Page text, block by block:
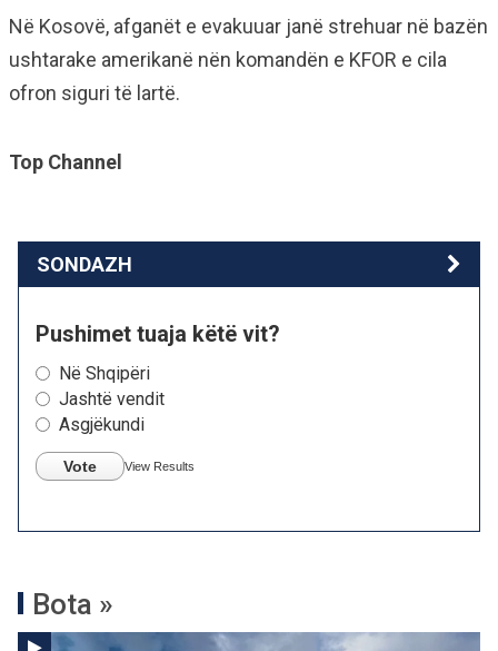
Në Kosovë, afganët e evakuuar janë strehuar në bazën
ushtarake amerikanë nën komandën e KFOR e cila
ofron siguri të lartë.
Top Channel
SONDAZH
Pushimet tuaja këtë vit?
Në Shqipëri
Jashtë vendit
Asgjëkundi
Vote View Results
Bota »